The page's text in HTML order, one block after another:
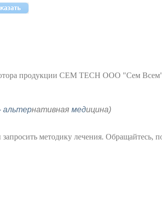
продукции CEM TECH ООО "Сем
альтернативная медицина)
методику лечения. Обращайтесь,